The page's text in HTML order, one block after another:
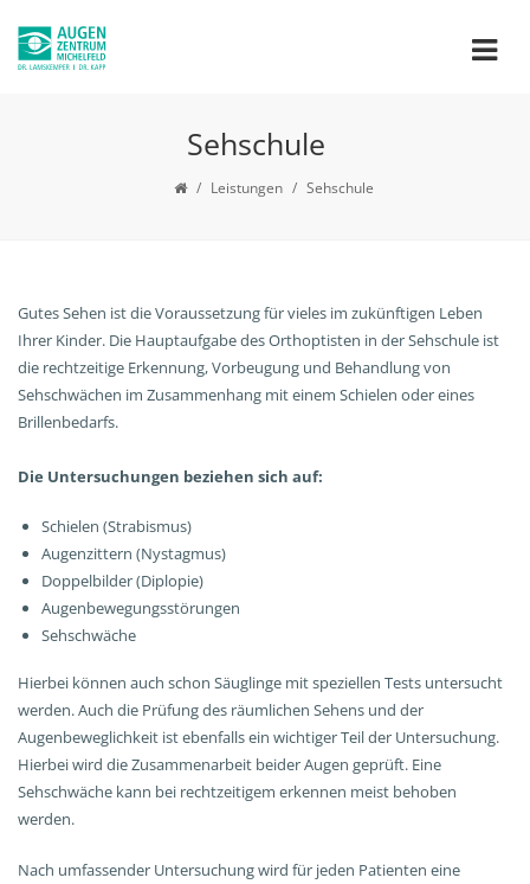
Sehschule
/ Leistungen / Sehschule
Gutes Sehen ist die Voraussetzung für vieles im zukünftigen Leben
Ihrer Kinder. Die Hauptaufgabe des Orthoptisten in der Sehschule ist
die rechtzeitige Erkennung, Vorbeugung und Behandlung von
Sehschwächen im Zusammenhang mit einem Schielen oder eines
Brillenbedarfs.
Die Untersuchungen beziehen sich auf:
Schielen (Strabismus)
Augenzittern (Nystagmus)
Doppelbilder (Diplopie)
Augenbewegungsstörungen
Sehschwäche
Hierbei können auch schon Säuglinge mit speziellen Tests untersucht
werden. Auch die Prüfung des räumlichen Sehens und der
Augenbeweglichkeit ist ebenfalls ein wichtiger Teil der Untersuchung.
Hierbei wird die Zusammenarbeit beider Augen geprüft. Eine
Sehschwäche kann bei rechtzeitigem erkennen meist behoben
werden.
Nach umfassender Untersuchung wird für jeden Patienten eine